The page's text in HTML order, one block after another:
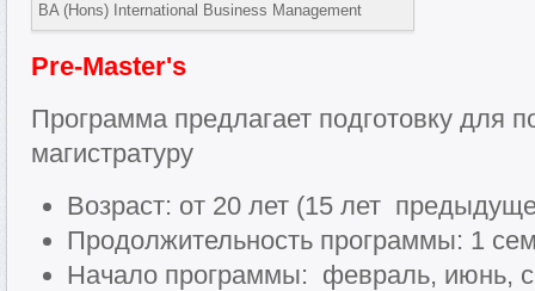
BA (Hons) International Business Management
Pre-Master's
Программа предлагает подготовку для
магистратуру
Возраст: от 20 лет (15 лет
Продолжительность программы: 1
Начало программы: февраль, июнь,